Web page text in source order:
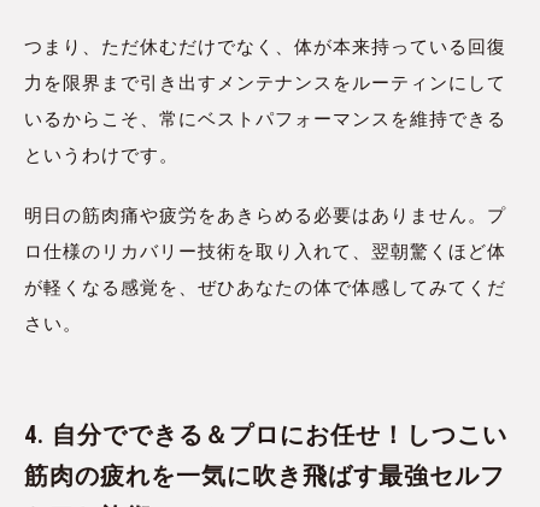
つまり、ただ休むだけでなく、体が本来持っている回復
力を限界まで引き出すメンテナンスをルーティンにして
いるからこそ、常にベストパフォーマンスを維持できる
というわけです。
明日の筋肉痛や疲労をあきらめる必要はありません。プ
ロ仕様のリカバリー技術を取り入れて、翌朝驚くほど体
が軽くなる感覚を、ぜひあなたの体で体感してみてくだ
さい。
4. 自分でできる＆プロにお任せ！しつこい
筋肉の疲れを一気に吹き飛ばす最強セルフ